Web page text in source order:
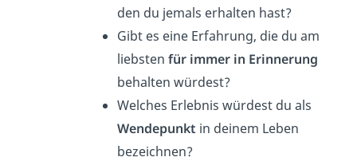
den du jemals erhalten hast?
Gibt es eine Erfahrung, die du am
liebsten für immer in Erinnerung
behalten würdest?
Welches Erlebnis würdest du als
Wendepunkt in deinem Leben
bezeichnen?